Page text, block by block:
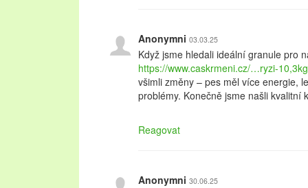
Anonymni 03.03.25
Když jsme hledali ideální granule pro
https://www.caskrmeni.cz/…ryzi-
všimli změny – pes měl více energie,
problémy. Konečně jsme našli kvalitní
Reagovat
Anonymni 30.06.25